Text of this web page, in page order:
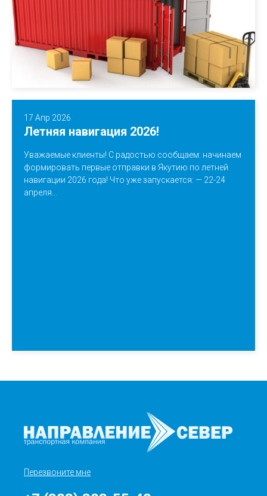
17 Апр 2026
Летняя навигация 2026!
Уважаемые клиенты! С радостью сообщаем: начинаем
формировать первые отправки в Якутию по летней
навигации 2026 года! Что уже запускается: — 22-24
апреля...
Перезвоните мне